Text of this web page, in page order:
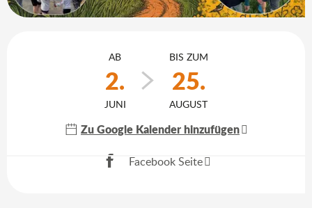
AB
2.
JUNI
BIS ZUM
25.
AUGUST
Zu Google Kalender hinzufügen
Aktuelle Agenda
Facebook Seite